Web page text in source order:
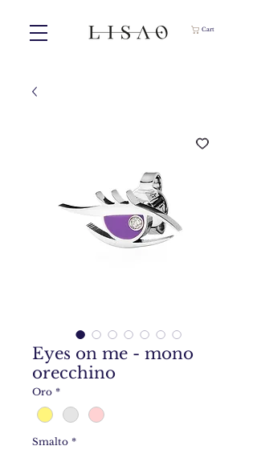
Cart
Eyes on me - mono
orecchino
Oro *
Smalto *